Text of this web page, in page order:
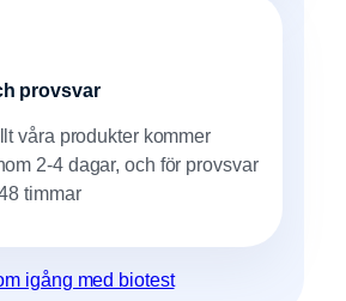
provsvar
våra produkter kommer
2-4 dagar, och för provsvar
timmar
igång med biotest